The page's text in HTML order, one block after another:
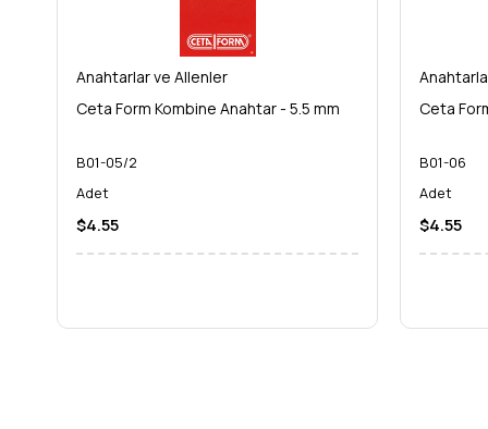
Kullanım Alanı:Profesyonel ve Hobi
Ceta Form T Saplı Lokma Anahtar (Uzun Süngü) - 8 mm
Anahtarlar ve Allenler
Ceta Form Kombine Anahtar - 5.5 mm
B01-05/2
Adet
$4.55
Ceta
B01-06
Adet
$4.55